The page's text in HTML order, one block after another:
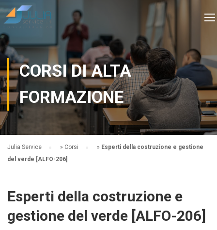
CORSI DI ALTA
FORMAZIONE
Julia Service » Corsi » Esperti della costruzione e gestione
del verde [ALFO-206]
Esperti della costruzione e
gestione del verde [ALFO-206]